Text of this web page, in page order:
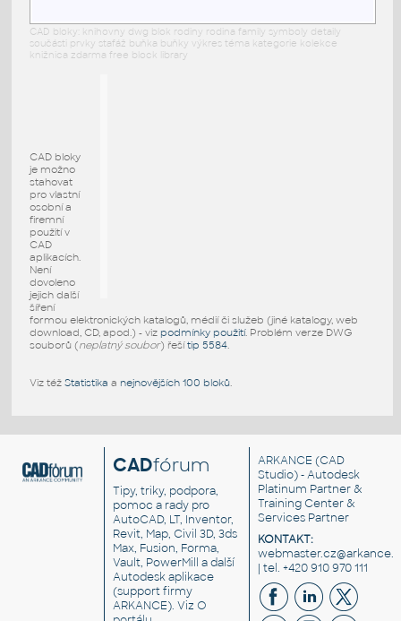
CAD bloky: knihovny dwg blok rodiny rodina family symboly detaily
součásti prvky stafáž buňka buňky výkres téma kategorie kolekce
knižnica zdarma free block library
CAD bloky
je možno
stahovat
pro vlastní
osobní a
firemní
použití v
CAD
aplikacích.
Není
dovoleno
jejich další
šíření
formou elektronických katalogů, médií či služeb (jiné katalogy, web
download, CD, apod.) - viz podmínky použití. Problém verze DWG
souborů (neplatný soubor) řešítip 5584.
Viz též Statistika a nejnovějších 100 bloků.
CADfórum
Tipy, triky, podpora,
pomoc a rady pro
AutoCAD, LT, Inventor,
Revit, Map, Civil 3D, 3ds
Max, Fusion, Forma,
Vault, PowerMill a další
Autodesk aplikace
(support firmy
ARKANCE). VizO
ARKANCE (CAD
Studio) - Autodesk
Platinum Partner &
Training Center &
Services Partner
KONTAKT:
| tel. +420 910 970 111